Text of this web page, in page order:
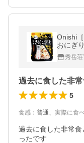
Onishi
おにぎ
秀岳
5
食感 ： 普通、 実際に食
過去に食した非常
ったです